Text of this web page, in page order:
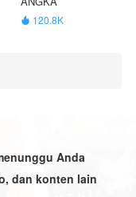
 120.8K
Anda
dan konten lain